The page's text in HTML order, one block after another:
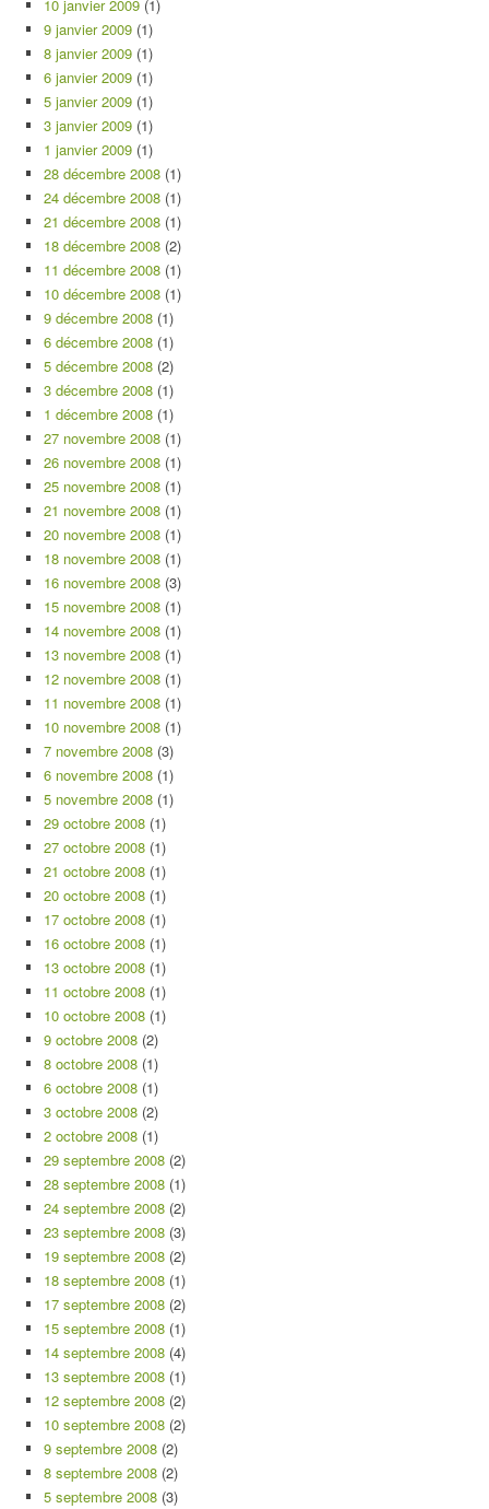
10 janvier 2009 (1)
9 janvier 2009 (1)
8 janvier 2009 (1)
6 janvier 2009 (1)
5 janvier 2009 (1)
3 janvier 2009 (1)
1 janvier 2009 (1)
28 décembre 2008 (1)
24 décembre 2008 (1)
21 décembre 2008 (1)
18 décembre 2008 (2)
11 décembre 2008 (1)
10 décembre 2008 (1)
9 décembre 2008 (1)
6 décembre 2008 (1)
5 décembre 2008 (2)
3 décembre 2008 (1)
1 décembre 2008 (1)
27 novembre 2008 (1)
26 novembre 2008 (1)
25 novembre 2008 (1)
21 novembre 2008 (1)
20 novembre 2008 (1)
18 novembre 2008 (1)
16 novembre 2008 (3)
15 novembre 2008 (1)
14 novembre 2008 (1)
13 novembre 2008 (1)
12 novembre 2008 (1)
11 novembre 2008 (1)
10 novembre 2008 (1)
7 novembre 2008 (3)
6 novembre 2008 (1)
5 novembre 2008 (1)
29 octobre 2008 (1)
27 octobre 2008 (1)
21 octobre 2008 (1)
20 octobre 2008 (1)
17 octobre 2008 (1)
16 octobre 2008 (1)
13 octobre 2008 (1)
11 octobre 2008 (1)
10 octobre 2008 (1)
9 octobre 2008 (2)
8 octobre 2008 (1)
6 octobre 2008 (1)
3 octobre 2008 (2)
2 octobre 2008 (1)
29 septembre 2008 (2)
28 septembre 2008 (1)
24 septembre 2008 (2)
23 septembre 2008 (3)
19 septembre 2008 (2)
18 septembre 2008 (1)
17 septembre 2008 (2)
15 septembre 2008 (1)
14 septembre 2008 (4)
13 septembre 2008 (1)
12 septembre 2008 (2)
10 septembre 2008 (2)
9 septembre 2008 (2)
8 septembre 2008 (2)
5 septembre 2008 (3)